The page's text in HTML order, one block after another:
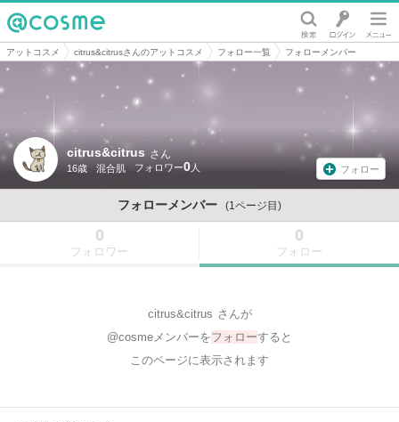
@cosme
アットコスメ citrus&citrusさんのアットコスメ フォロー一覧 フォローメンバー
citrus&citrus さん
16歳 混合肌 0 フォロー
フォローメンバー (1ページ目)
0
フォロワー
0
フォロー
citrus&citrus さんが
@cosmeメンバーをフォローすると
このページに表示されます